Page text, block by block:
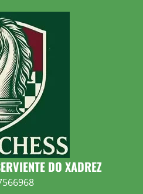
DO XADREZ